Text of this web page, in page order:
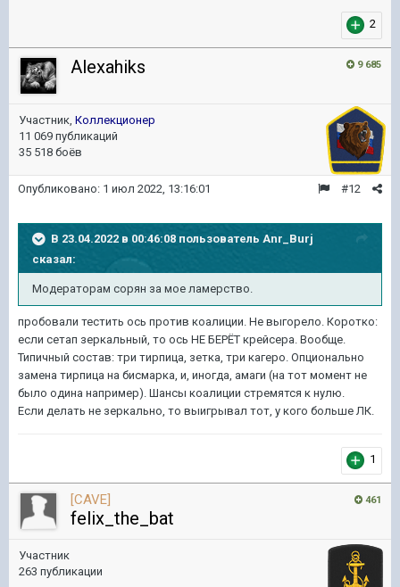
2
9 685
Alexahiks
Участник, Коллекционер
11 069 публикаций
35 518 боёв
#12
Опубликовано: 1 июл 2022, 13:16:01
В 23.04.2022 в 00:46:08 пользователь Anr_Burj
сказал:
Модераторам сорян за мое ламерство.
пробовали тестить ось против коалиции. Не выгорело. Коротко:
если сетап зеркальный, то ось НЕ БЕРЁТ крейсера. Вообще.
Типичный состав: три тирпица, зетка, три кагеро. Опционально
замена тирпица на бисмарка, и, иногда, амаги (на тот момент не
было одина например). Шансы коалиции стремятся к нулю.
Если делать не зеркально, то выигрывал тот, у кого больше ЛК.
1
461
[CAVE]
felix_the_bat
Участник
263 публикации